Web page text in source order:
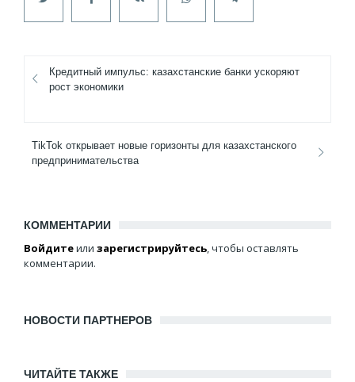
Кредитный импульс: казахстанские банки ускоряют
рост экономики
TikTok открывает новые горизонты для казахстанского
предпринимательства
КОММЕНТАРИИ
Войдитеили зарегистрируйтесь, чтобы оставлять
комментарии.
НОВОСТИ ПАРТНЕРОВ
ЧИТАЙТЕ ТАКЖЕ